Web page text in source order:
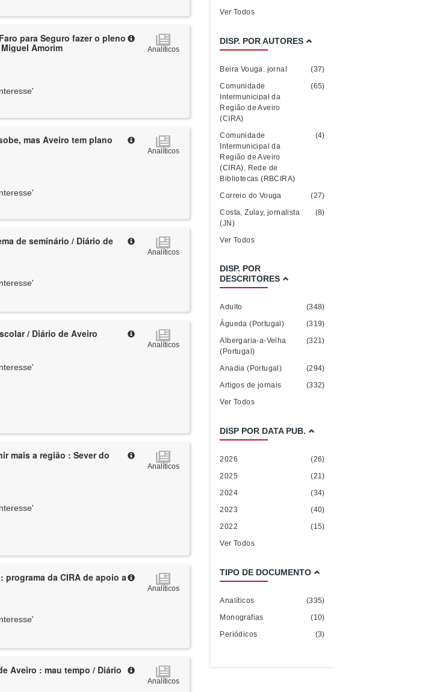
para Seguro fazer o pleno
Amorim
Analíticos
mas Aveiro tem plano
Analíticos
de seminário / Diário de
Analíticos
/ Diário de Aveiro
Analíticos
mais a região : Sever do
Analíticos
programa da CIRA de apoio a
Analíticos
Aveiro : mau tempo / Diário
Analíticos
Ver Todos
DISP. POR AUTORES
Beira Vouga. jornal
(37)
Comunidade
Intermunicipal da
Região de Aveiro
(CIRA)
(65)
Comunidade
Intermunicipal da
Região de Aveiro
(CIRA). Rede de
Bibliotecas (RBCIRA)
(4)
Correio do Vouga
(27)
Costa, Zulay, jornalista
(JN)
(8)
Ver Todos
DISP. POR
DESCRITORES
Adulto
(348)
Águeda (Portugal)
(319)
Albergaria-a-Velha
(Portugal)
(321)
Anadia (Portugal)
(294)
Artigos de jornais
(332)
Ver Todos
DISP POR DATA PUB.
2026
(26)
2025
(21)
2024
(34)
2023
(40)
2022
(15)
Ver Todos
TIPO DE DOCUMENTO
Analíticos
(335)
Monografias
(10)
Periódicos
(3)